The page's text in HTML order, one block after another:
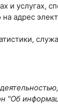
услугах,
адрес
"Об